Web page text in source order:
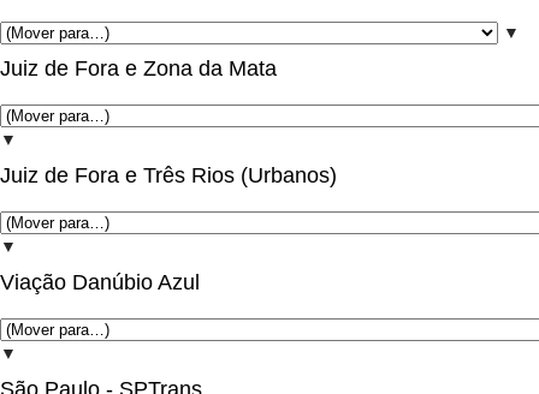
▼
Juiz de Fora e Zona da Mata
▼
Juiz de Fora e Três Rios (Urbanos)
▼
Viação Danúbio Azul
▼